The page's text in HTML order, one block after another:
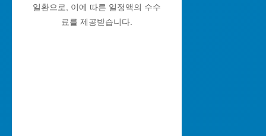
일환으로, 이에 따른 일정액의 수수
료를 제공받습니다.